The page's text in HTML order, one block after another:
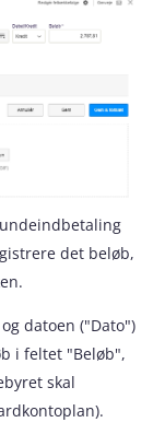
det beløb,
datoen ("Dato")
i feltet "Beløb",
skal